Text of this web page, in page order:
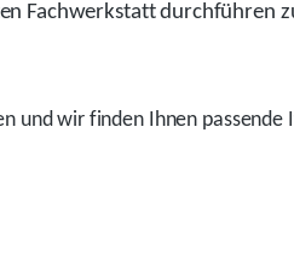
Fachwerkstatt durchführen
und wir findenIhnen passende